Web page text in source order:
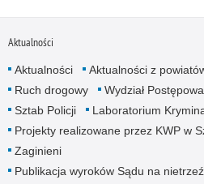
Aktualności
Aktualności Aktualności z
Ruch drogowy
Wydział
Sztab Policji
Laboratorium
Projekty realizowane przez KWP w
Zaginieni
Publikacja wyroków Sądu na